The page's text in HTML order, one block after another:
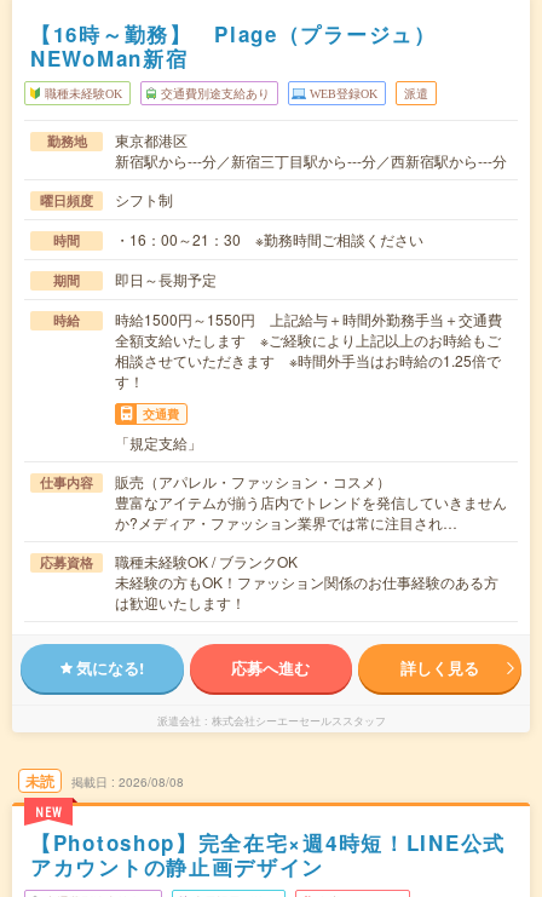
【16時～勤務】 Plage（プラージュ）
NEWoMan新宿
職種未経験OK 交通費別途支給あり WEB登録OK 派遣
勤務地
東京都港区
新宿駅から---分／新宿三丁目駅から---分／西新宿駅から---分
曜日頻度 シフト制
時間 ・16：00～21：30 ※勤務時間ご相談ください
期間 即日～長期予定
時給
時給1500円～1550円 上記給与＋時間外勤務手当＋交通費
全額支給いたします ※ご経験により上記以上のお時給もご
相談させていただきます ※時間外手当はお時給の1.25倍で
す！
交通費
「規定支給」
仕事内容
販売（アパレル・ファッション・コスメ）
豊富なアイテムが揃う店内でトレンドを発信していきません
か?メディア・ファッション業界では常に注目され…
応募資格
職種未経験OK / ブランクOK
未経験の方もOK！ファッション関係のお仕事経験のある方
は歓迎いたします！
気になる! 応募へ進む 詳しく見る
派遣会社 株式会社シーエーセールススタッフ
未読
NEW
掲載日 2026/08/08
【Photoshop】完全在宅×週4時短！LINE公式
アカウントの静止画デザイン